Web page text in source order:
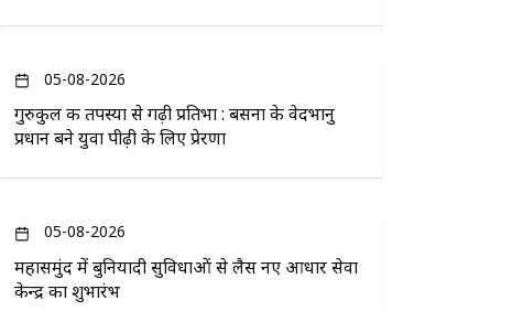
05-08-2026
गुरुकुल की तपस्या से गढ़ी प्रतिभा : बसना के वेदभानु
प्रधान बने युवा पीढ़ी के लिए प्रेरणा
05-08-2026
महासमुंद में बुनियादी सुविधाओं से लैस नए आधार सेवा
केन्द्र का शुभारंभ